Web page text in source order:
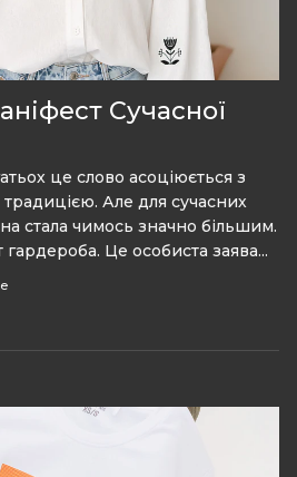
Сучасної
це слово асоціюється з
Але для сучасних
стала чимось значно більшим.
Це особиста заява...